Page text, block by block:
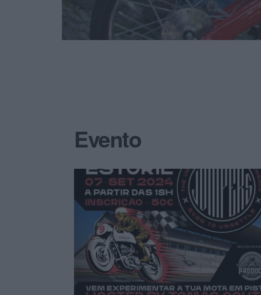
Evento